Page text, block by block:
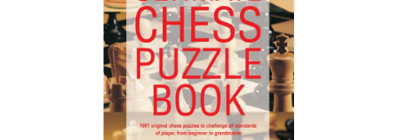
ŠACHOVÉ KNIHY
ŠACHOVÝ ANTIKVARIÁT
ONLINE ŠACHY